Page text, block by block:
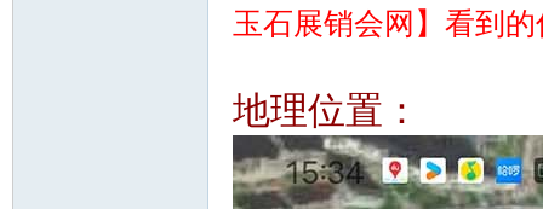
玉石展销会网 】看到
地理位置：